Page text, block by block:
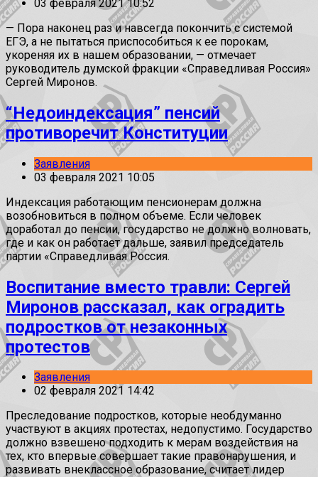
03 февраля 2021 10:52
— Пора наконец раз и навсегда покончить с системой
ЕГЭ, а не пытаться приспособиться к ее порокам,
укореняя их в нашем образовании, — отмечает
руководитель думской фракции «Справедливая Россия»
Сергей Миронов.
“Недоиндексация” пенсий
противоречит Конституции
Заявления
03 февраля 2021 10:05
Индексация работающим пенсионерам должна
возобновиться в полном объеме. Если человек
доработал до пенсии, государство не должно волновать,
где и как он работает дальше, заявил председатель
партии «Справедливая Россия.
Воспитание вместо травли: Сергей
Миронов рассказал, как оградить
подростков от незаконных
протестов
Заявления
02 февраля 2021 14:42
Преследование подростков, которые необдуманно
участвуют в акциях протестах, недопустимо. Государство
должно взвешено подходить к мерам воздействия на
тех, кто впервые совершает такие правонарушения, и
развивать внеклассное образование, считает лидер